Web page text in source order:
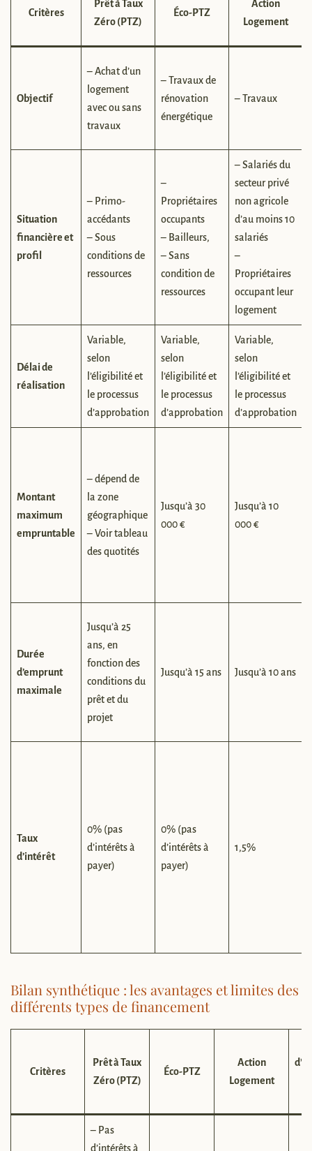
Critères
Prêt à Taux
Zéro (PTZ)
Éco-PTZ
Action
Logement
Objectif
– Achat d’un
logement
avec ou sans
travaux
– Travaux de
rénovation
énergétique
– Travaux
Situation
financière et
profil
– Primo-
accédants
– Sous
conditions de
ressources
–
Propriétaires
occupants
– Bailleurs,
– Sans
condition de
ressources
– Salariés du
secteur privé
non agricole
d’au moins 10
salariés
–
Propriétaires
occupant leur
logement
Délai de
réalisation
Variable,
selon
l’éligibilité et
le processus
d’approbation
Variable,
selon
l’éligibilité et
le processus
d’approbation
Variable,
selon
l’éligibilité et
le processus
d’approbation
Montant
maximum
empruntable
– dépend de
la zone
géographique
– Voir tableau
des quotités
Jusqu’à 30
000 €
Jusqu’à 10
000 €
Durée
d’emprunt
maximale
Jusqu’à 25
ans, en
fonction des
conditions du
prêt et du
projet
Jusqu’à 15 ans Jusqu’à 10 ans
Taux
d’intérêt
0% (pas
d’intérêts à
payer)
0% (pas
d’intérêts à
payer)
1,5%
Bilan synthétique : les avantages et limites des
différents types de financement
Critères
Prêt à Taux
Zéro (PTZ)
Éco-PTZ
Action
Logement
– Pas
d’intérêts à